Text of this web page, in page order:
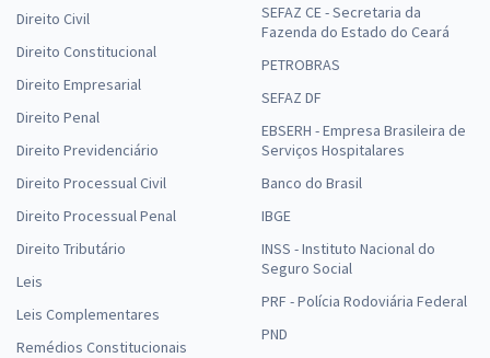
Direito Civil
Direito Constitucional
Direito Empresarial
Direito Penal
Direito Previdenciário
Direito Processual Civil
Direito Processual Penal
Direito Tributário
Leis
Leis Complementares
Remédios Constitucionais
SEFAZ CE - Secretaria da
Fazenda do Estado do Ceará
PETROBRAS
SEFAZ DF
EBSERH - Empresa Brasileira de
Serviços Hospitalares
Banco do Brasil
IBGE
INSS - Instituto Nacional do
Seguro Social
PRF - Polícia Rodoviária Federal
PND